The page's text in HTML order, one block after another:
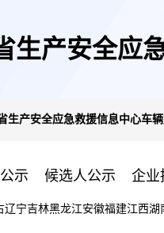
生产安全应
生产安全应急救援信息中心车
示 候选人公示 企业
辽宁吉林黑龙江安徽福建江西湖